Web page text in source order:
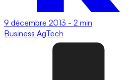
9 décembre 2013 - 2 min
Business AgTech